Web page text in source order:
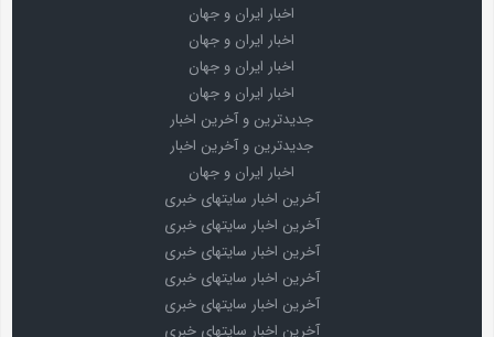
اخبار ایران و جهان
اخبار ایران و جهان
اخبار ایران و جهان
اخبار ایران و جهان
جدیدترین و آخرین اخبار
جدیدترین و آخرین اخبار
اخبار ایران و جهان
آخرین اخبار سایتهای خبری
آخرین اخبار سایتهای خبری
آخرین اخبار سایتهای خبری
آخرین اخبار سایتهای خبری
آخرین اخبار سایتهای خبری
آخرین اخبار سایتهای خبری